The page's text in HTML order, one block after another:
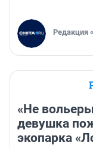
Редакция
«Не
девушка
экопарка